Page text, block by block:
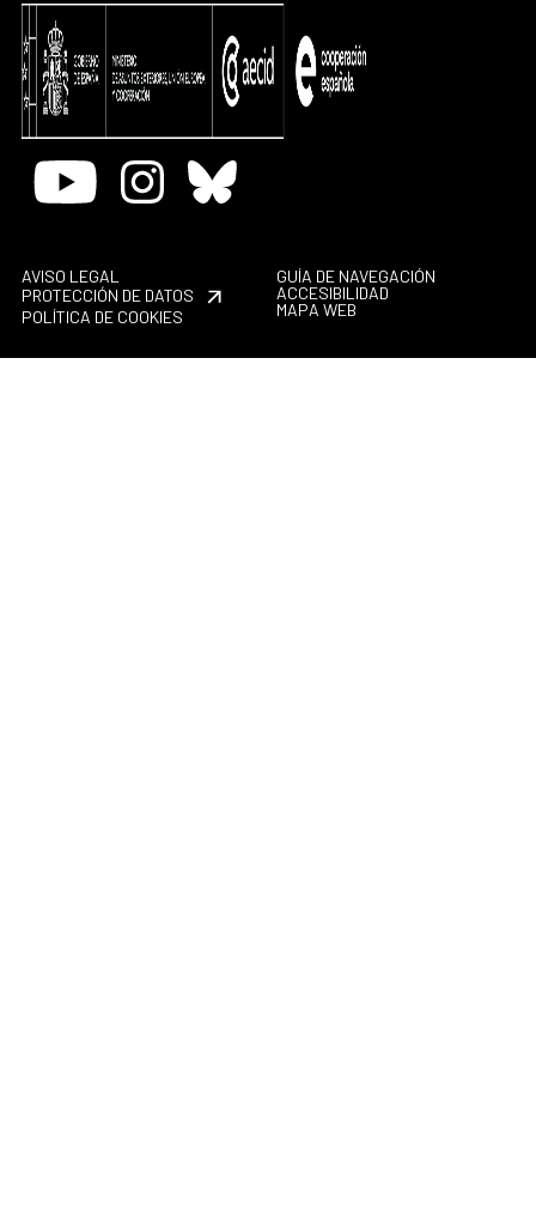
Youtube InstagramBluesky
AVISO LEGAL
PROTECCIÓN DE DATOS
POLÍTICA DE COOKIES
GUÍA DE NAVEGACIÓN
ACCESIBILIDAD
MAPA WEB